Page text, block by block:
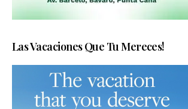
Las Vacaciones Que Tu Mereces!